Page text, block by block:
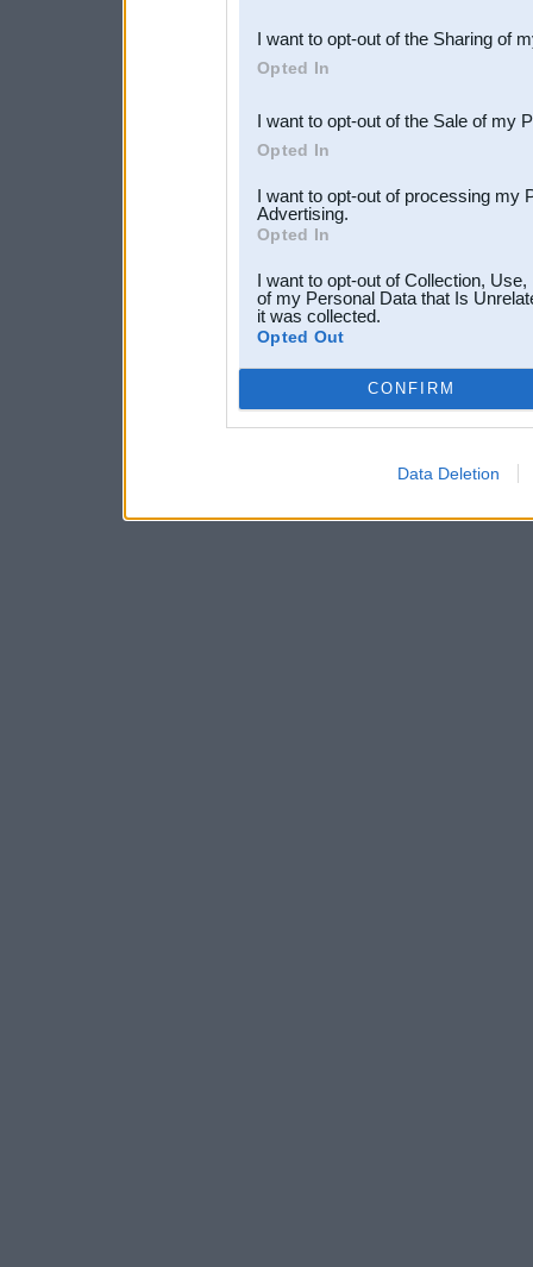
Downstream Participants
third parties.
I want to opt-out of the Sharing of
Opted In
I want to opt-out of the Sale of my
Opted In
I want to opt-out of processing my
Advertising.
Opted In
I want to opt-out of Collection,
of my Personal Data that Is
it was collected.
Opted Out
CONFIRM
Data Deletion